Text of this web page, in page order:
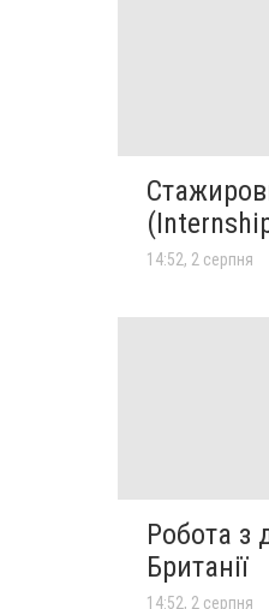
14:52, 2 серпня
Робота з
Британії
14:52, 2 серпня